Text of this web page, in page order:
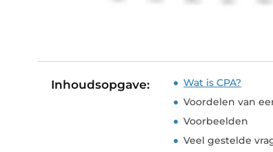
Inhoudsopgave:
Wat is CPA?
Voordelen van
Voorbeelden
Veel gestelde